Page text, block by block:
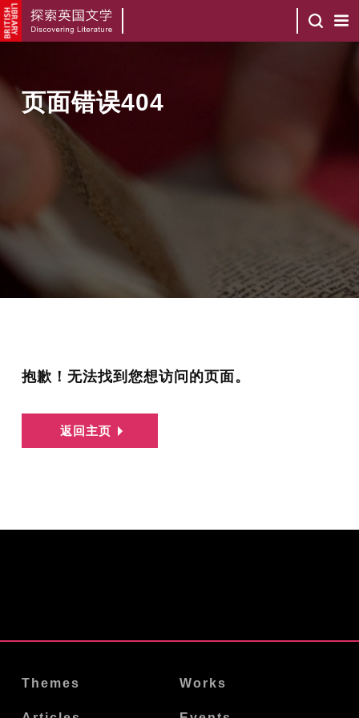
页面错误404
抱歉！无法找到您想访问的页面。
返回主页
Themes Works